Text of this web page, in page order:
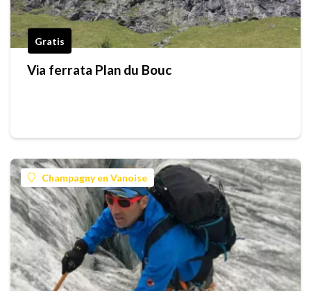
Gratis
Via ferrata Plan du Bouc
Champagny en Vanoise